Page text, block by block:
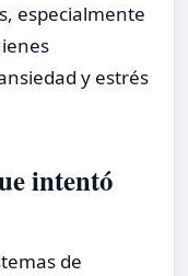
especialmente
y estrés
intentó
de